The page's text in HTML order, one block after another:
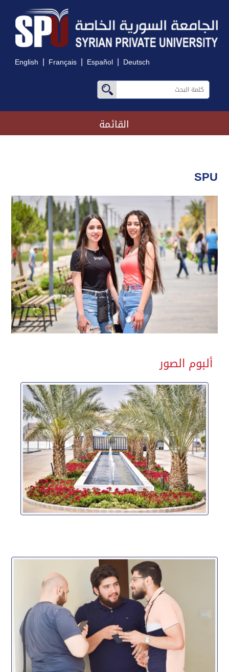
English | Français | Español | Deutsch
القائمة
SPU
ألبوم الصور